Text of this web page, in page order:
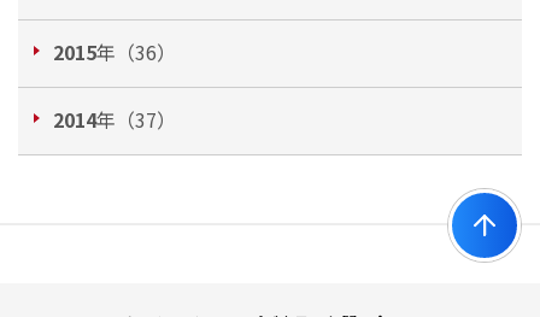
2015年（36）
2014年（37）